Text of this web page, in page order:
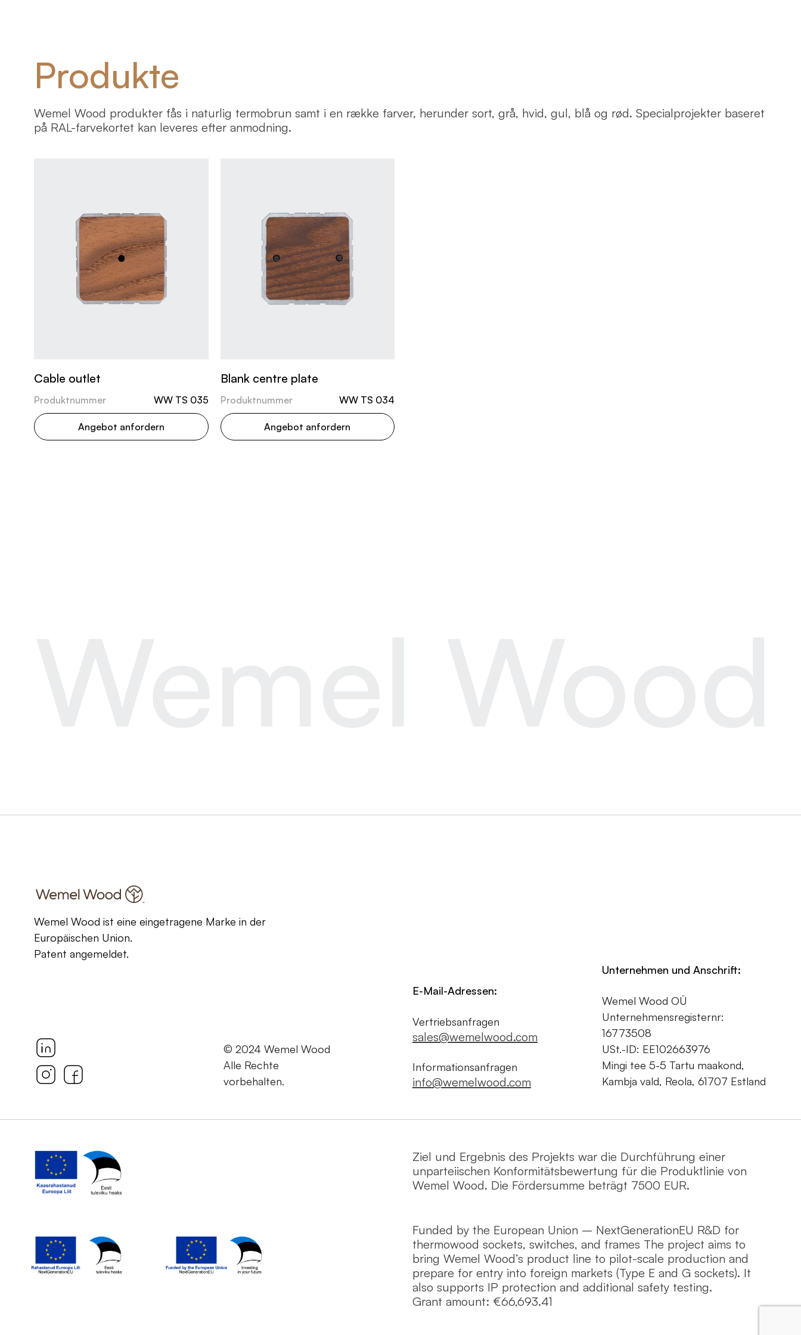
Produkte
Wemel Wood produkter fås i naturlig termobrun samt i en række farver, herunder sort, grå, hvid, gul, blå og rød. Specialprojekter baseret
på RAL-farvekortet kan leveres efter anmodning.
Cable outlet
Produktnummer WW TS 035
Angebot anfordern
Blank centre plate
Produktnummer WW TS 034
Angebot anfordern
Wemel Wood ist eine eingetragene Marke in der
Europäischen Union.
Patent angemeldet.
© 2024 Wemel Wood
Alle Rechte
vorbehalten.
E-Mail-Adressen:
Vertriebsanfragen
sales@wemelwood.com
Informationsanfragen
info@wemelwood.com
Unternehmen und Anschrift:
Wemel Wood OÜ
Unternehmensregisternr:
16773508
USt.-ID: EE102663976
Mingi tee 5-5 Tartu maakond,
Kambja vald, Reola, 61707 Estland
Ziel und Ergebnis des Projekts war die Durchführung einer
unparteiischen Konformitätsbewertung für die Produktlinie von
Wemel Wood. Die Fördersumme beträgt 7500 EUR.
Funded by the European Union – NextGenerationEU R&D for
thermowood sockets, switches, and frames The project aims to
bring Wemel Wood’s product line to pilot-scale production and
prepare for entry into foreign markets (Type E and G sockets). It
also supports IP protection and additional safety testing.
Grant amount: €66,693.41